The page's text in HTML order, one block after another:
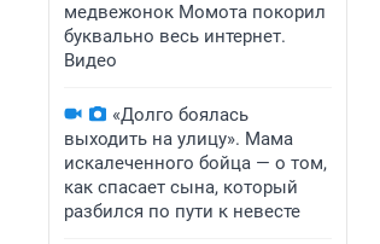
медвежонок Момота покорил
буквально весь интернет.
Видео
«Долго боялась
выходить на улицу». Мама
искалеченного бойца — о том,
как спасает сына, который
разбился по пути к невесте